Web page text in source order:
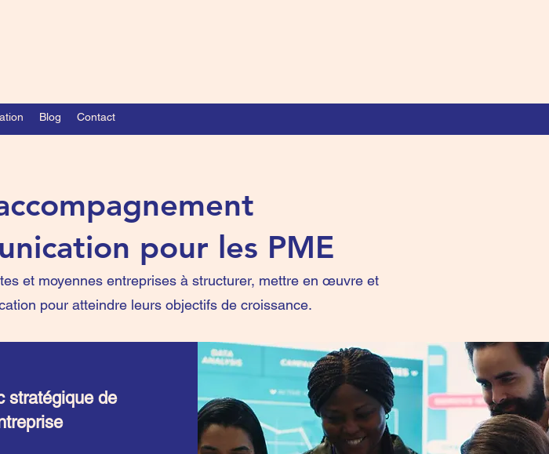
Blog Contact
pour les PME
et moyennes entreprises à structurer, mettre en œuvre et
pour atteindre leurs objectifs de croissance.
stratégique de